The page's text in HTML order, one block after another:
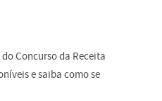
Concurso da Receita
e saiba como se